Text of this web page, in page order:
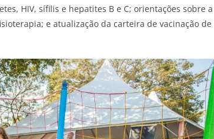
HIV, sífilis e hepatites B e C; orientações sobre a
e atualização da carteira de vacinação de